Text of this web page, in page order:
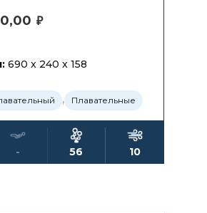
₽
690 x 240 x 158
, Плавательные
- 56 10